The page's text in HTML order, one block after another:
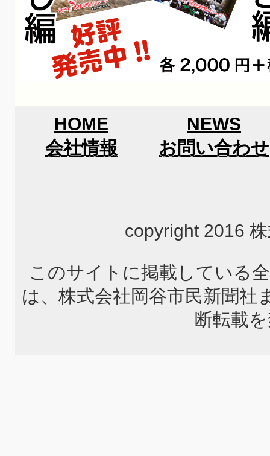
HOME
NEWS
会社情報
お問い合わせ
copyright 2016
このサイトに掲載している
は、株式会社岡谷市民新聞社
断転載